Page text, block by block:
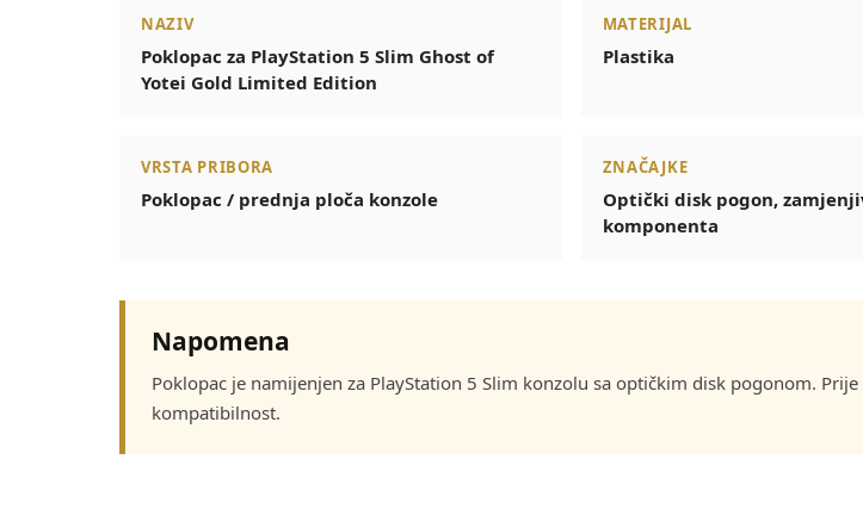
NAZIV
Poklopac za PlayStation 5 Slim Ghost of
Yotei Gold Limited Edition
MATERIJAL
Plastika
VRSTA PRIBORA
Poklopac / prednja ploča konzole
ZNAČAJKE
Optički disk pogon,
komponenta
Napomena
Poklopac je namijenjen za PlayStation 5 Slim konzolu sa optičkim disk pogonom.
kompatibilnost.